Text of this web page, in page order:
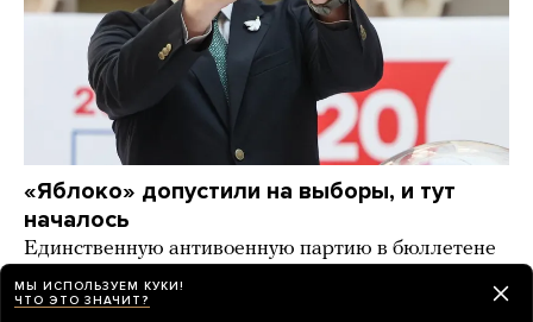
«Яблоко» допустили на выборы, и тут
началось
Единственную антивоенную партию в бюллетене
оппозиция. Ее уже требуют снять с выборов
МЫ ИСПОЛЬЗУЕМ КУКИ!
ЧТО ЭТО ЗНАЧИТ?